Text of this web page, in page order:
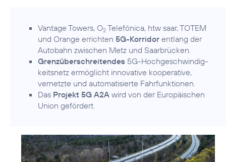
Vantage Towers, O2 Telefónica, htw saar, TOTEM
und Orange errichten 5G-Korridor entlang der
Autobahn zwischen Metz und Saarbrücken.
Grenzüberschreitendes 5G-Hochgeschwindig­
keitsnetz ermöglicht innovative kooperative,
vernetzte und automatisierte Fahrfunktionen.
Das Projekt 5G A2A wird von der Europäischen
Union gefördert.